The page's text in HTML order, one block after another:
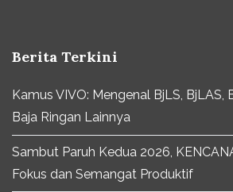
Berita Terkini
Kamus VIVO: Mengenal BjLS, BjLAS,
Baja Ringan Lainnya
Sambut Paruh Kedua 2026,
Fokus dan Semangat Produktif